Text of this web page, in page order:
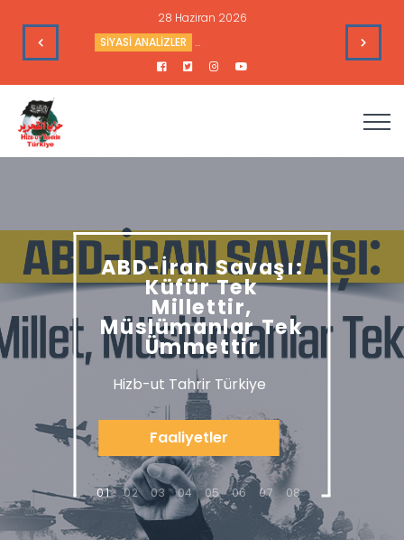
28 Haziran 2026
Çıkarlarına Hizmet Ediyor
SİYASİ ANALİZLER Sudan’daki Durum ve Amerika’nın
ABD-İran Savaşı:
Küfür Tek
Millettir,
Müslümanlar Tek
Ümmettir
Hizb-ut Tahrir Türkiye
Faaliyetler
1 2 3 4 5 6 7 8